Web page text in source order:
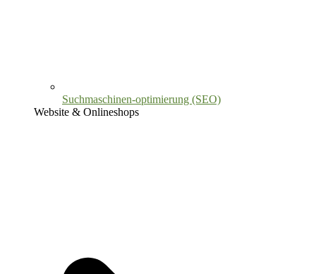
Suchmaschinen-optimierung (SEO)
Website & Onlineshops